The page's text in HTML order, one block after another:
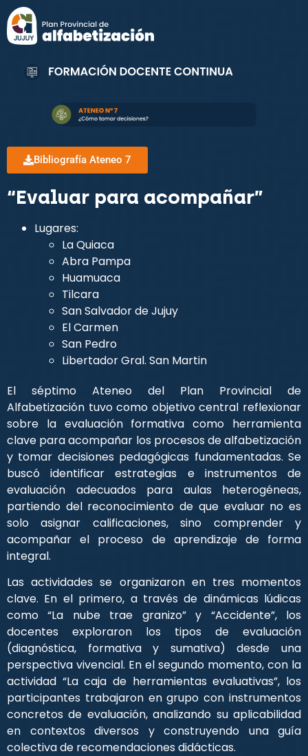
Bibliografía Ateneo 7
“Evaluar para acompañar”
Lugares:
La Quiaca
Abra Pampa
Huamuaca
Tilcara
San Salvador de Jujuy
El Carmen
San Pedro
Libertador Gral. San Martin
El séptimo Ateneo del Plan Provincial de
Alfabetización tuvo como objetivo central reflexionar
sobre la evaluación formativa como herramienta
clave para acompañar los procesos de alfabetización
y tomar decisiones pedagógicas fundamentadas. Se
buscó identificar estrategias e instrumentos de
evaluación adecuados para aulas heterogéneas,
partiendo del reconocimiento de que evaluar no es
solo asignar calificaciones, sino comprender y
acompañar el proceso de aprendizaje de forma
integral.
Las actividades se organizaron en tres momentos
clave. En el primero, a través de dinámicas lúdicas
como “La nube trae granizo” y “Accidente”, los
docentes exploraron los tipos de evaluación
(diagnóstica, formativa y sumativa) desde una
perspectiva vivencial. En el segundo momento, con la
actividad “La caja de herramientas evaluativas”, los
participantes trabajaron en grupo con instrumentos
concretos de evaluación, analizando su aplicabilidad
en contextos diversos y construyendo una guía
colectiva de recomendaciones didácticas.